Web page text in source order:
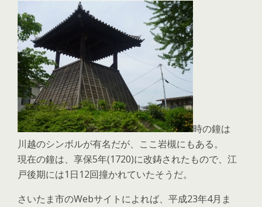
時の鐘は
川越のシンボルが有名だが、ここ岩槻にもある。
現在の鐘は、享保5年(1720)に改鋳されたもので、江
戸後期には1日12回撞かれていたそうだ。
さいたま市のWebサイトによれば、平成23年4月ま